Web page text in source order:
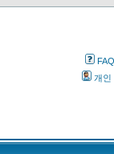
FAQ
개인